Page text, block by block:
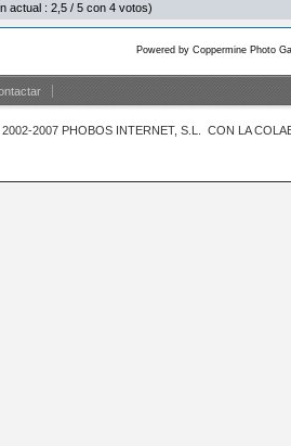
actual : 2,5 / 5 con 4 votos)
Powered by Coppermine Photo
2007 PHOBOS INTERNET, S.L. CON LA